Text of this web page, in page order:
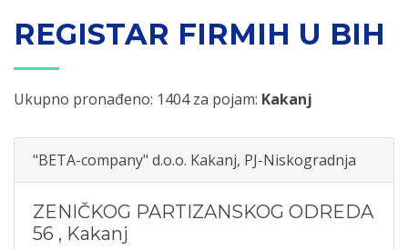
REGISTAR FIRMIH U BIH
Ukupno pronađeno: 1404 za pojam: Kakanj
"BETA-company" d.o.o. Kakanj, PJ-Niskogradnja
ZENIČKOG PARTIZANSKOG ODREDA
56 , Kakanj